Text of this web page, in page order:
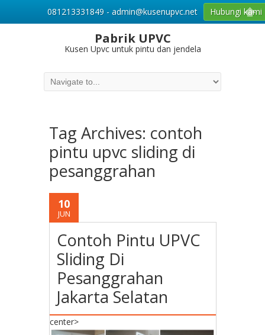
Pabrik UPVC
Kusen Upvc untuk pintu dan jendela
Tag Archives: contoh
pintu upvc sliding di
pesanggrahan
10
JUN
Contoh Pintu UPVC
Sliding Di
Pesanggrahan
Jakarta Selatan
center>
081213331849 - admin@kusenupvc.net Hubungi kami